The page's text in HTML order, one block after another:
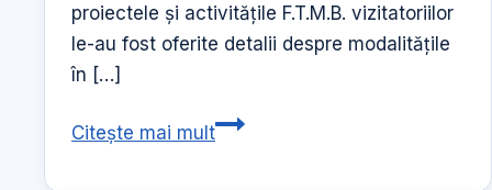
proiectele şi activităţile F.T.M.B. vizitatoriilor
le-au fost oferite detalii despre modalităţile
în […]
Citește mai multONGFEST